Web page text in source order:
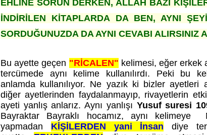
EHLİNE SORUN DERKEN, ALLAH BAZI
İNDİRİLEN KİTAPLARDA DA BEN, AYNI
SORDUĞUNUZDA DA AYNI CEVABI ALIRSINIZ
Bu ayette geçen "RİCALEN" kelimesi, eğer erkek
tercümede aynı kelime kullanılırdı. Peki bu
anlamda kullanılıyor. Ne yazık ki bizler ayetleri
diğer ayetlerinden faydalanmayıp, rivayetlerin
ayeti yanlış anlarız. Aynı yanlışı Yusuf suresi
Bayraktar Bayraklı hocamız, aynı kelimeye
yapmadan KİŞİLERDEN yani İnsan diye